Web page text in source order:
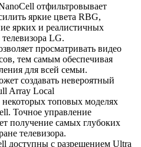
отфильтровывает
яркие цвета RBG,
ярких и реалистичных
LG.
просматривать видео
тем самым обеспечивая
для всей семьи.
создавать невероятный
Array Local
топовых моделях
Точное управление
получение самых глубоких
телевизора.
доступны с разрешением Ultra